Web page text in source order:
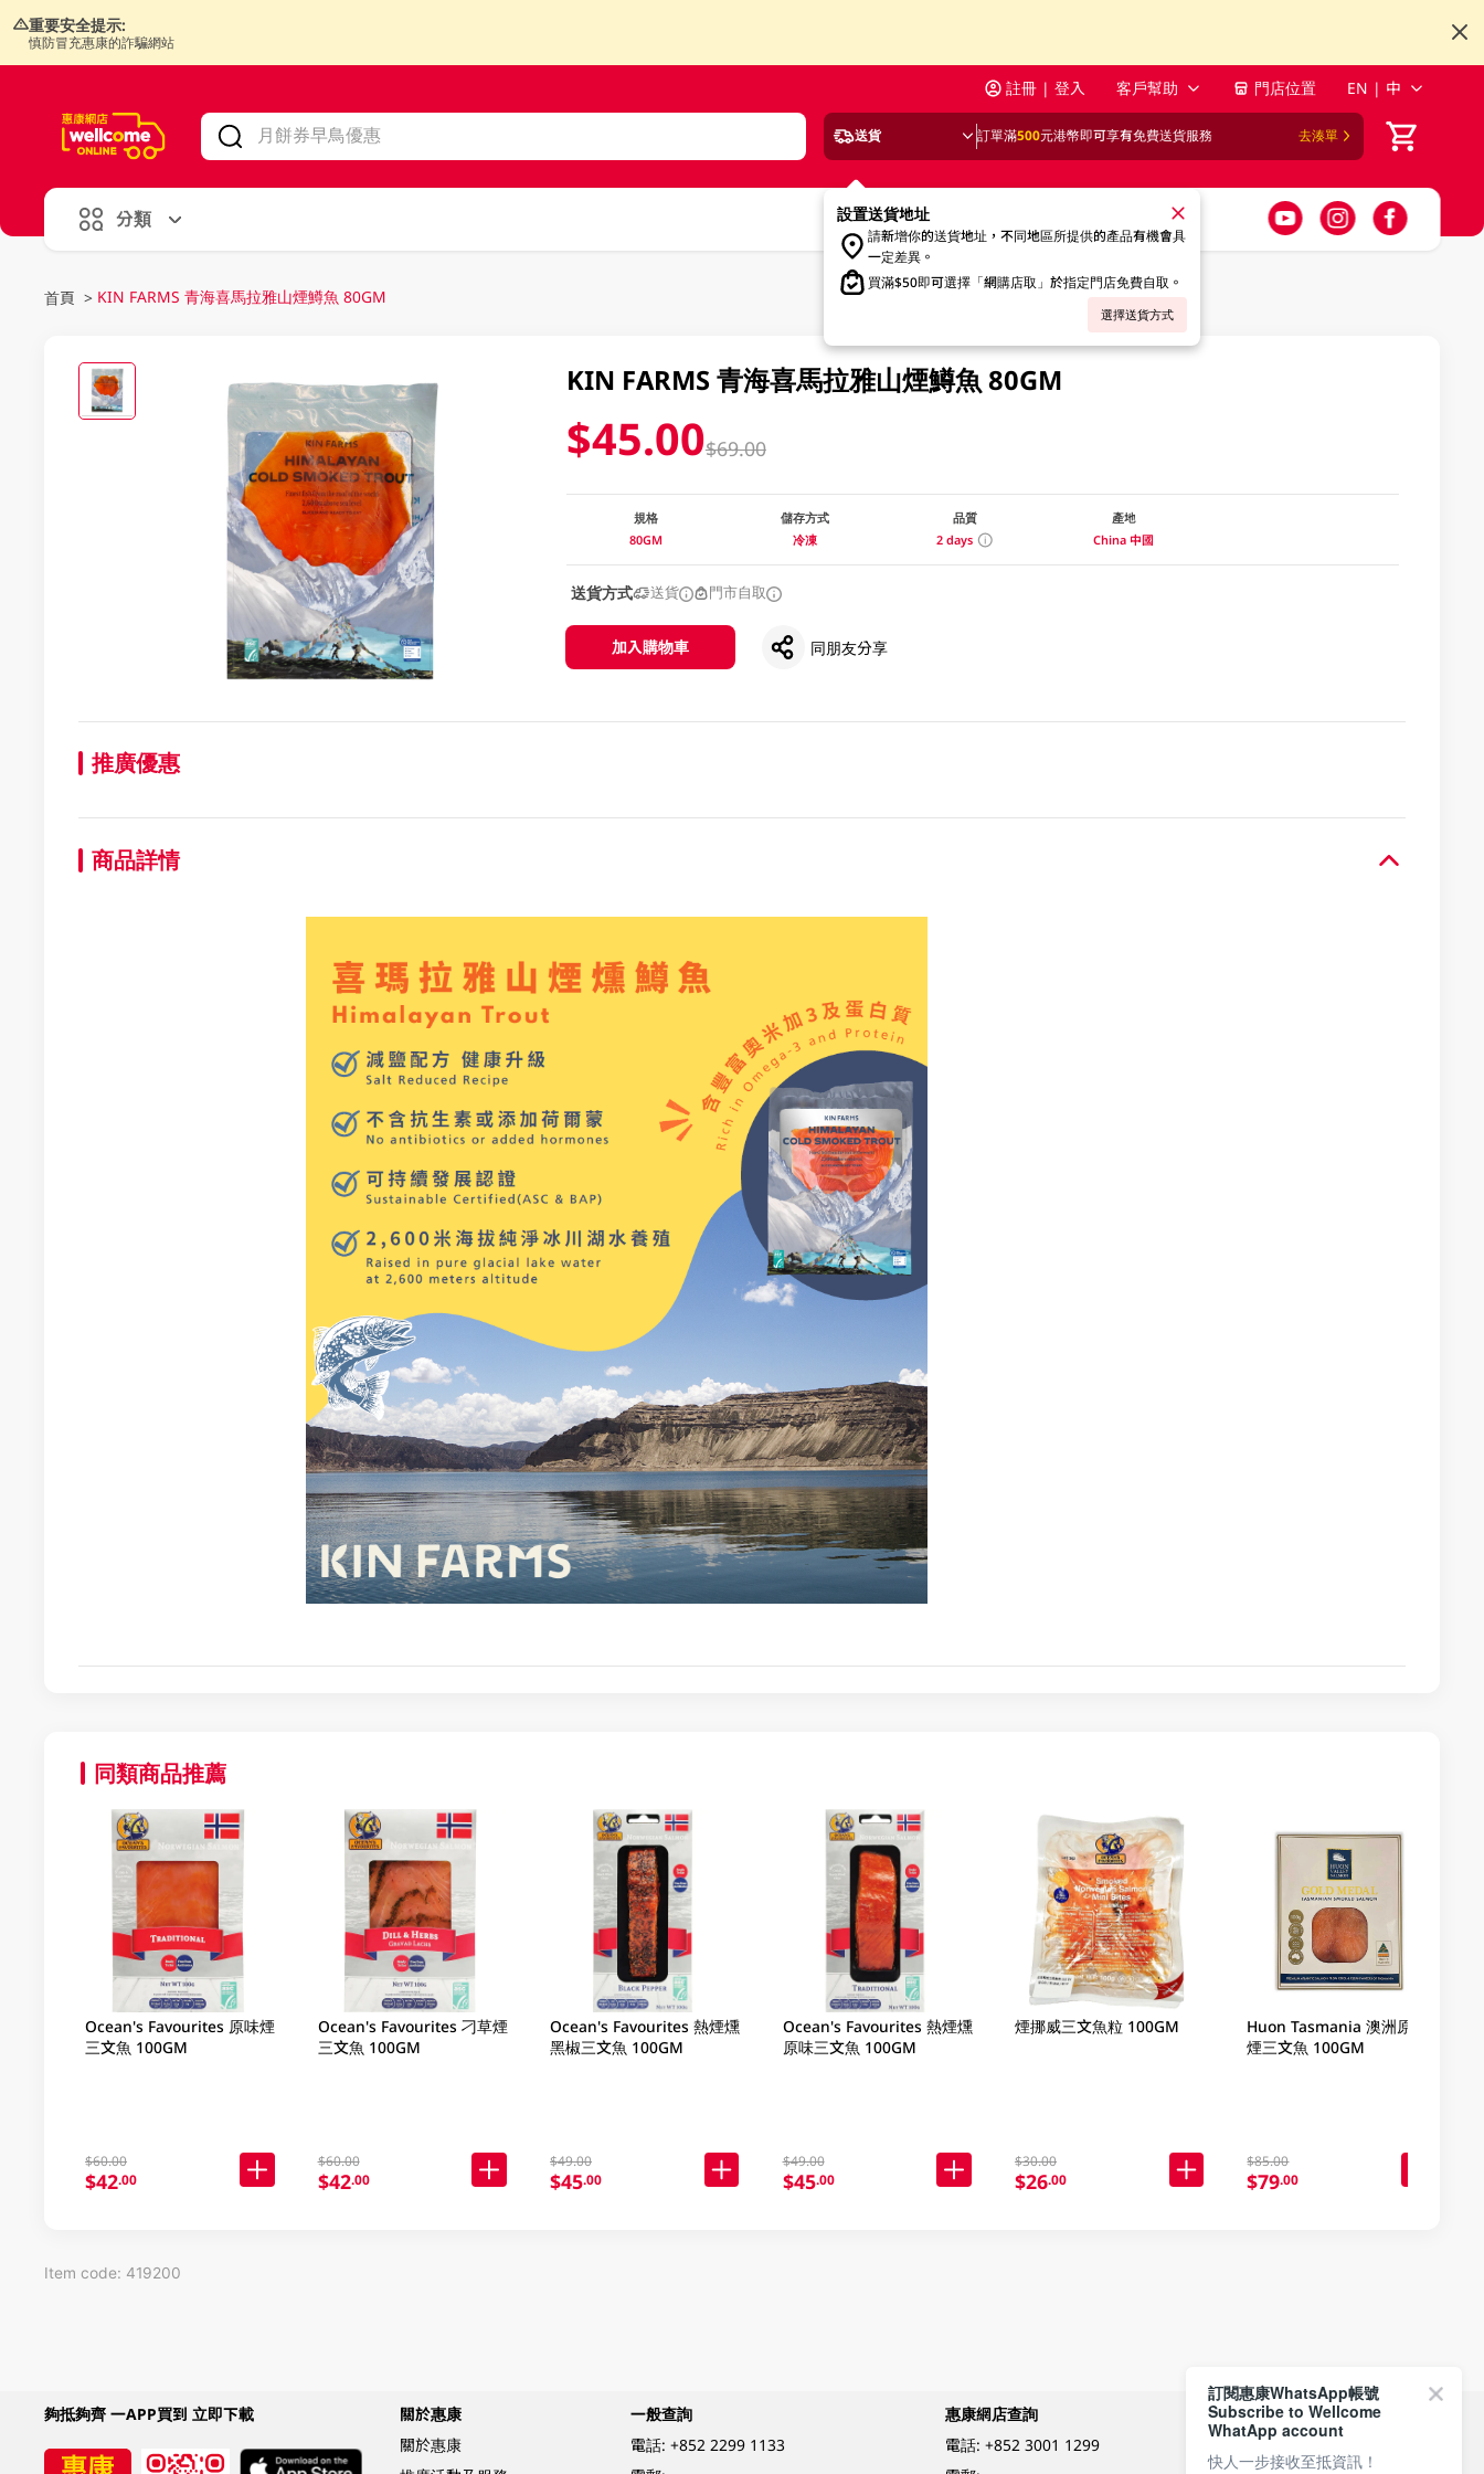
重要安全提示:
慎防冒充惠康的詐騙網站
註冊 | 登入 客戶幫助 門店位置 EN | 中
送貨 訂單滿500元港幣即可享有免費送貨服務 去湊單
設置送貨地址
請新增你的送貨地址，不同地區所提供的產品有機會具
一定差異。
買滿$50即可選擇「網購店取」於指定門店免費自取。
選擇送貨方式
分類
首頁 > KIN FARMS 青海喜馬拉雅山煙鱒魚 80GM
KIN FARMS 青海喜馬拉雅山煙鱒魚 80GM
$45.00$69.00
規格
80GM
儲存方式
冷凍
品質
2 days
產地
China 中國
送貨方式 送貨 門市自取
加入購物車 同朋友分享
推廣優惠
商品詳情
同類商品推薦
Ocean's Favourites 原味煙
三文魚 100GM
$60.00
$42.00
Ocean's Favourites 刁草煙
三文魚 100GM
$60.00
$42.00
Ocean's Favourites 熱煙燻
黑椒三文魚 100GM
$49.00
$45.00
Ocean's Favourites 熱煙燻
原味三文魚 100GM
$49.00
$45.00
煙挪威三文魚粒 100GM
$30.00
$26.00
Huon Tasmania 澳洲原味
煙三文魚 100GM
$85.00
$79.00
Item code: 419200
夠抵夠齊 一APP買到 立即下載
關於惠康
關於惠康
一般查詢
電話: +852 2299 1133
惠康網店查詢
電話: +852 3001 1299
付款方式
訂閱惠康WhatsApp帳號
Subscribe to Wellcome
WhatApp account
快人一步接收至抵資訊！